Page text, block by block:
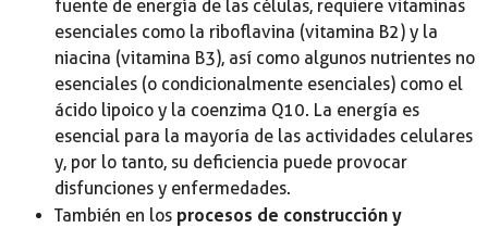
fuente de energía de las células, requiere vitaminas
esenciales como la riboflavina (vitamina B2) y la
niacina (vitamina B3), así como algunos nutrientes no
esenciales (o condicionalmente esenciales) como el
ácido lipoico y la coenzima Q10. La energía es
esencial para la mayoría de las actividades celulares
y, por lo tanto, su deficiencia puede provocar
disfunciones y enfermedades.
También en los procesos de construcción y